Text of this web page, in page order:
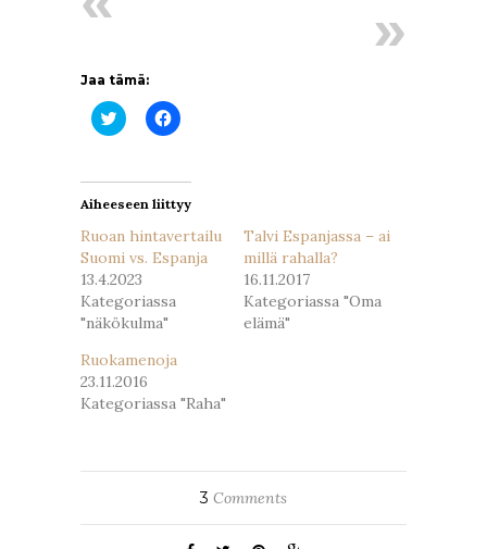
Jaa tämä:
Jaa
Twitterissä(Avautuu
Jaa
Facebookissa(Avautuu
Aiheeseen liittyy
Ruoan hintavertailu
Suomi vs. Espanja
13.4.2023
Kategoriassa
"näkökulma"
Talvi Espanjassa – ai
millä rahalla?
16.11.2017
Kategoriassa "Oma
elämä"
Ruokamenoja
23.11.2016
Kategoriassa "Raha"
3 Comments